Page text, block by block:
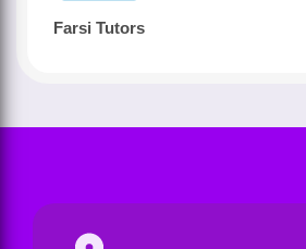
Farsi Tutors